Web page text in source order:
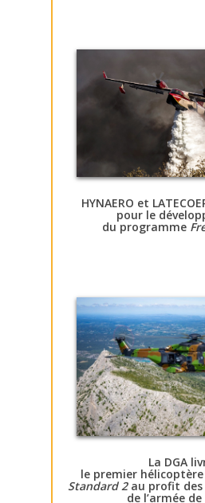
HYNAERO et
pour le
du programme
La DGA
le premier hélicoptère
Standard 2au profit des
de l’armée